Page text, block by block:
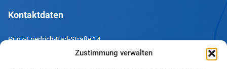
Zustimmung verwalten
Kontaktdaten
Prinz-Friedrich-Karl-Straße 14